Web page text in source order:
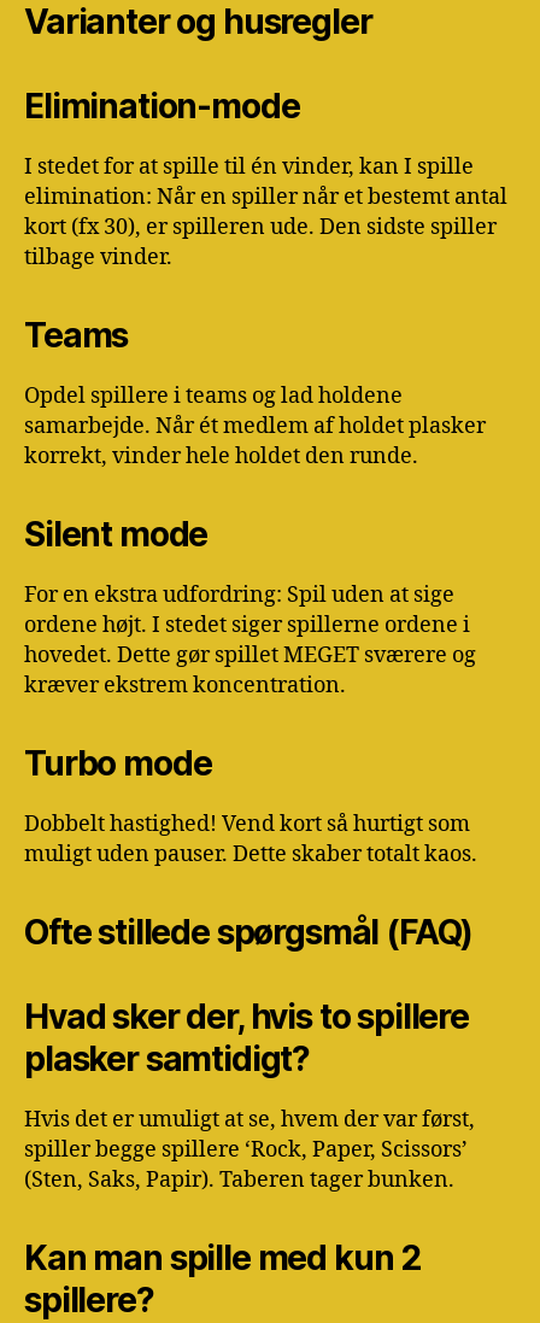
Varianter og husregler
Elimination-mode
I stedet for at spille til én vinder, kan I spille
elimination: Når en spiller når et bestemt antal
kort (fx 30), er spilleren ude. Den sidste spiller
tilbage vinder.
Teams
Opdel spillere i teams og lad holdene
samarbejde. Når ét medlem af holdet plasker
korrekt, vinder hele holdet den runde.
Silent mode
For en ekstra udfordring: Spil uden at sige
ordene højt. I stedet siger spillerne ordene i
hovedet. Dette gør spillet MEGET sværere og
kræver ekstrem koncentration.
Turbo mode
Dobbelt hastighed! Vend kort så hurtigt som
muligt uden pauser. Dette skaber totalt kaos.
Ofte stillede spørgsmål (FAQ)
Hvad sker der, hvis to spillere
plasker samtidigt?
Hvis det er umuligt at se, hvem der var først,
spiller begge spillere ‘Rock, Paper, Scissors’
(Sten, Saks, Papir). Taberen tager bunken.
Kan man spille med kun 2
spillere?